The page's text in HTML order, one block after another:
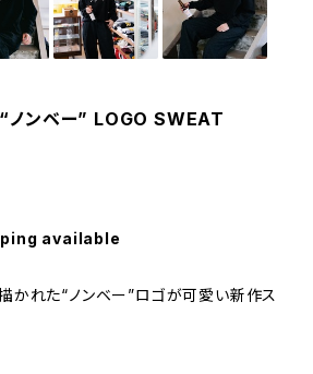
ンベー” LOGO SWEAT
available
かれた“ノンベー”ロゴが可愛い新作ス